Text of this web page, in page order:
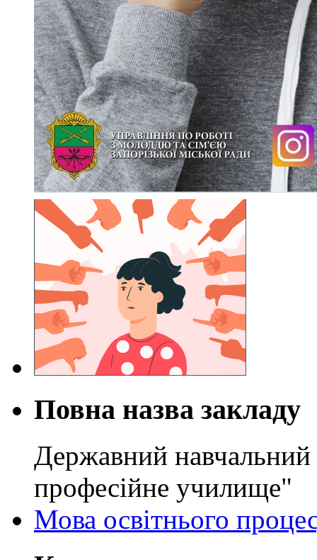
Повна назва закладу
Державний навчальний
професійне училище"
Мова освітнього